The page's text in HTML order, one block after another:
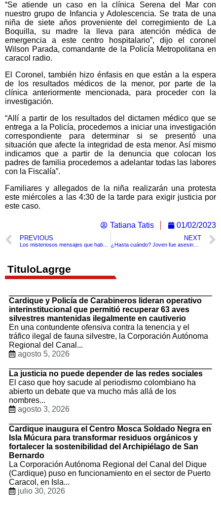
“Se atiende un caso en la clínica Serena del Mar con
nuestro grupo de Infancia y Adolescencia. Se trata de una
niña de siete años proveniente del corregimiento de La
Boquilla, su madre la lleva para atención médica de
emergencia a este centro hospitalario”, dijo el coronel
Wilson Parada, comandante de la Policía Metropolitana en
caracol radio.
El Coronel, también hizo énfasis en que están a la espera
de los resultados médicos de la menor, por parte de la
clínica anteriormente mencionada, para proceder con la
investigación.
“Allí a partir de los resultados del dictamen médico que se
entrega a la Policía, procedemos a iniciar una investigación
correspondiente para determinar si se presentó una
situación que afecte la integridad de esta menor. Así mismo
indicamos que a partir de la denuncia que colocan los
padres de familia procedemos a adelantar todas las labores
con la Fiscalía”.
Familiares y allegados de la niña realizarán una protesta
este miércoles a las 4:30 de la tarde para exigir justicia por
este caso.
Tatiana Tatis 01/02/2023
PREVIOUS NEXT
¿Hasta cuándo? Joven fue asesinada en su lugar de trabajo por un acosador.
TituloLagrge
Cardique y Policía de Carabineros lideran operativo
interinstitucional que permitió recuperar 63 aves
silvestres mantenidas ilegalmente en cautiverio
En una contundente ofensiva contra la tenencia y el
tráfico ilegal de fauna silvestre, la Corporación Autónoma
Regional del Canal...
agosto 5, 2026
La justicia no puede depender de las redes sociales
El caso que hoy sacude al periodismo colombiano ha
abierto un debate que va mucho más allá de los
nombres...
agosto 3, 2026
Cardique inaugura el Centro Mosca Soldado Negra en
Isla Múcura para transformar residuos orgánicos y
fortalecer la sostenibilidad del Archipiélago de San
Bernardo
La Corporación Autónoma Regional del Canal del Dique
(Cardique) puso en funcionamiento en el sector de Puerto
Caracol, en Isla...
julio 30, 2026